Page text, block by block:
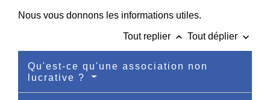
Nous vous donnons les informations utiles.
Tout replier keyboard_arrow_up Tout déplier keyboard_arrow_down
Qu'est-ce qu'une association non
lucrative ?